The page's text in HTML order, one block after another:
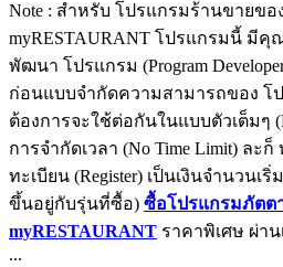
Note : สำหรับ โปรแกรมร้านขายขอ
myRESTAURANT โปรแกรมนี้ มีคุ
พัฒนา โปรแกรม (Program
ก่อนแบบจำกัดความสามารถของ โ
ต้องการจะใช้ต่อกันในแบบตัวเต็มๆ
การจำกัดเวลา (No Time Limit) ละ
ทะเบียน (Register) เป็นเงินจำนวน
ขึ้นอยู่กับรุ่นที่ซื้อ) ซื้อโปรแกรมภัตต
myRESTAURANT ราคาพิเศษ ผ่า
...